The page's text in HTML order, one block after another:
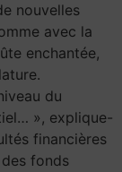
nouvelles
avec la
enchantée,
du
», explique-
financières
fonds